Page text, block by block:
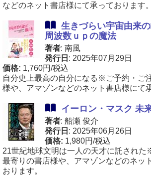
などのネット書店様にて承っております。
生きづらい宇宙由来
周波数ｕｐの魔法
著者: 南風
発行日 : 2025年07月29日
価格: 1,760円/税込
自分史上最高の自分になる※ご予約・ご
様や、アマゾンなどのネット書店様にて
イーロン・マスク 未
著者: 船瀬 俊介
発行日 : 2025年06月26日
価格: 1,980円/税込
21世紀地球文明は一人の天才に託され
最寄りの書店様や、アマゾンなどのネッ
おります。